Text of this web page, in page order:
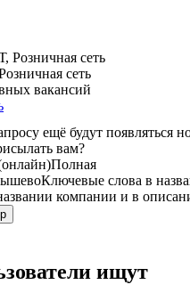
сеть
вакансий
ещё будут появляться
вам?
Полная
Ключевые слова в
компании и в
ищут